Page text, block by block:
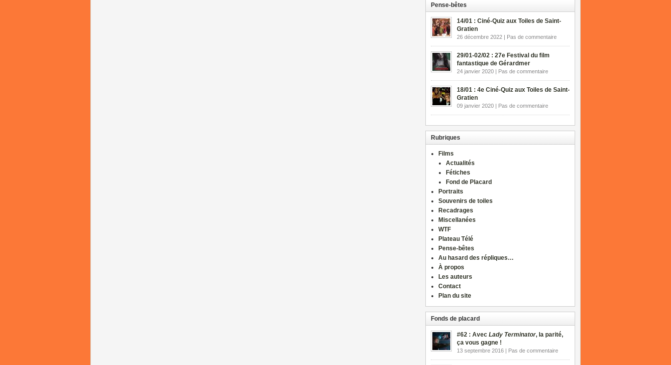
Pense-bêtes
14/01 : Ciné-Quiz aux Toiles de Saint-
Gratien
26 décembre 2022 | Pas de commentaire
29/01-02/02 : 27e Festival du film
fantastique de Gérardmer
24 janvier 2020 | Pas de commentaire
18/01 : 4e Ciné-Quiz aux Toiles de Saint-
Gratien
09 janvier 2020 | Pas de commentaire
Rubriques
Films
Actualités
Fétiches
Fond de Placard
Portraits
Souvenirs de toiles
Recadrages
Miscellanées
WTF
Plateau Télé
Pense-bêtes
Au hasard des répliques…
À propos
Les auteurs
Contact
Plan du site
Fonds de placard
#62 : Avec Lady Terminator, la parité,
ça vous gagne !
13 septembre 2016 | Pas de commentaire